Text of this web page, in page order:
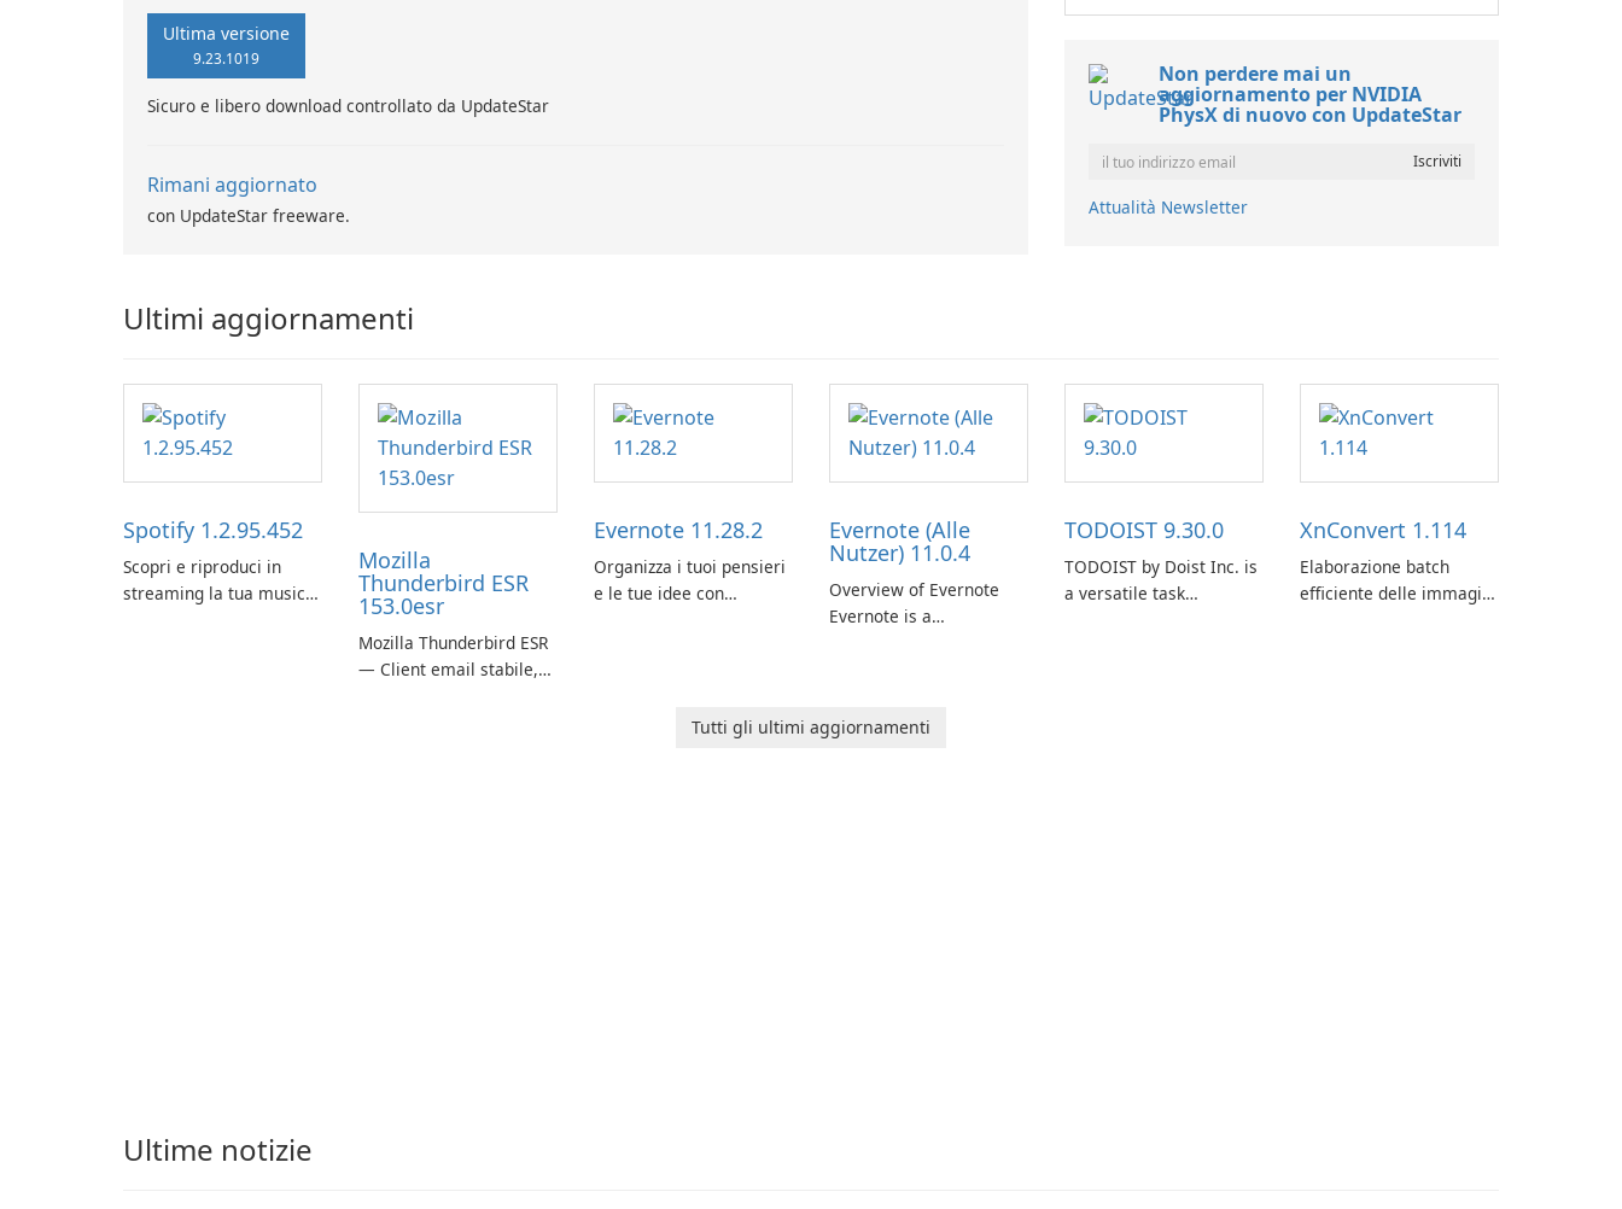
Ultima versione
9.23.1019
Sicuro e libero download controllato da UpdateStar
Rimani aggiornato
con UpdateStar freeware.
Non perdere mai un
aggiornamento per NVIDIA
PhysX di nuovo con UpdateStar
Attualità Newsletter
Ultimi aggiornamenti
Spotify 1.2.95.452
Scopri e riproduci in
streaming la tua musica
Mozilla
Thunderbird ESR
153.0esr
Mozilla Thunderbird ESR
— Client email stabile,
Evernote 11.28.2
Organizza i tuoi pensieri
e le tue idee con
Evernote (Alle
Nutzer) 11.0.4
Overview of Evernote
Evernote is a
help users capture,
TODOIST 9.30.0
TODOIST by Doist Inc. is
a versatile task
XnConvert 1.114
Elaborazione batch
efficiente delle immagini
Tutti gli ultimi aggiornamenti
Ultime notizie